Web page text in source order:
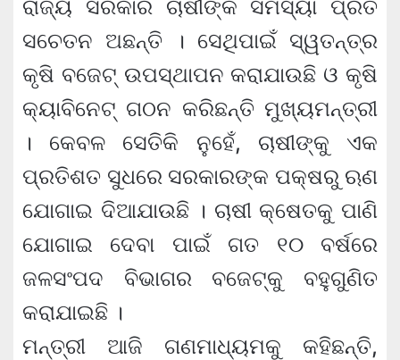
ରାଜ୍ୟ ସରକାର ଚାଷୀଙ୍କ ସମସ୍ୟା ପ୍ରତି
ସଚେତନ ଅଛନ୍ତି । ସେଥିପାଇଁ ସ୍ୱତନ୍ତ୍ର
କୃଷି ବଜେଟ୍‍ ଉପସ୍ଥାପନ କରାଯାଉଛି ଓ କୃଷି
କ୍ୟାବିନେଟ୍‍ ଗଠନ କରିଛନ୍ତି ମୁଖ୍ୟମନ୍ତ୍ରୀ
। କେବଳ ସେତିକି ନୁହେଁ, ଚାଷୀଙ୍କୁ ଏକ
ପ୍ରତିଶତ ସୁଧରେ ସରକାରଙ୍କ ପକ୍ଷରୁ ଋଣ
ଯୋଗାଇ ଦିଆଯାଉଛି । ଚାଷୀ କ୍ଷେତକୁ ପାଣି
ଯୋଗାଇ ଦେବା ପାଇଁ ଗତ ୧୦ ବର୍ଷରେ
ଜଳସଂପଦ ବିଭାଗର ବଜେଟ୍‍କୁ ବହୁଗୁଣିତ
କରାଯାଇଛି ।
ମନ୍ତ୍ରୀ ଆଜି ଗଣମାଧ୍ୟମକୁ କହିଛନ୍ତି,